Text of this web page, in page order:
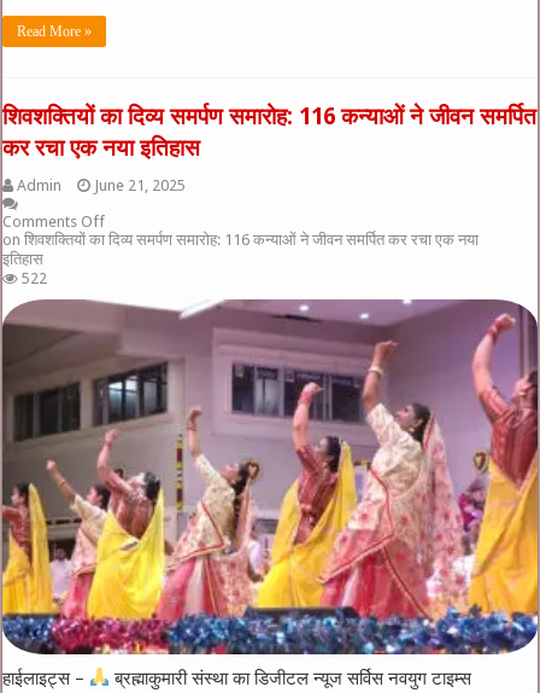
Read More »
शिवशक्तियों का दिव्य समर्पण समारोह: 116 कन्याओं ने जीवन समर्पित
कर रचा एक नया इतिहास
Admin
June 21, 2025
Comments Off
on शिवशक्तियों का दिव्य समर्पण समारोह: 116 कन्याओं ने जीवन समर्पित कर रचा एक नया
इतिहास
522
हाईलाइट्स –
ब्रह्माकुमारी संस्था का डिजीटल न्यूज सर्विस नवयुग टाइम्स